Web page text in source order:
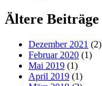
Ältere Beiträge
Dezember 2021 (2)
Februar 2020 (1)
Mai 2019 (1)
April 2019 (1)